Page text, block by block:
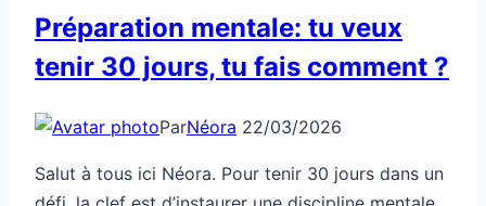
Préparation mentale: tu veux
tenir 30 jours, tu fais comment ?
ParNéora 22/03/2026
Salut à tous ici Néora. Pour tenir 30 jours dans un